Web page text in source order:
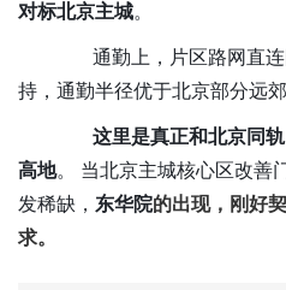
对标北京主城。
通勤上，片区路网直连
持 ，通勤半径优于北京部分远
这里是真正和北京同轨
高地。
当北京主城核心区改善
发稀缺， 东华院的出现，刚好
求。